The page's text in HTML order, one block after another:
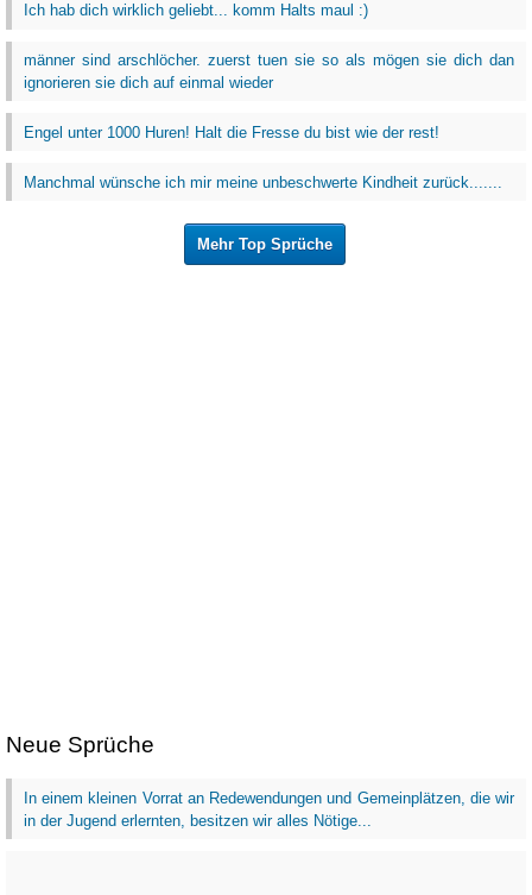
Ich hab dich wirklich geliebt... komm Halts maul :)
männer sind arschlöcher. zuerst tuen sie so als mögen sie dich dan
ignorieren sie dich auf einmal wieder
Engel unter 1000 Huren! Halt die Fresse du bist wie der rest!
Manchmal wünsche ich mir meine unbeschwerte Kindheit zurück.......
Mehr Top Sprüche
Neue Sprüche
In einem kleinen Vorrat an Redewendungen und Gemeinplätzen, die wir
in der Jugend erlernten, besitzen wir alles Nötige...